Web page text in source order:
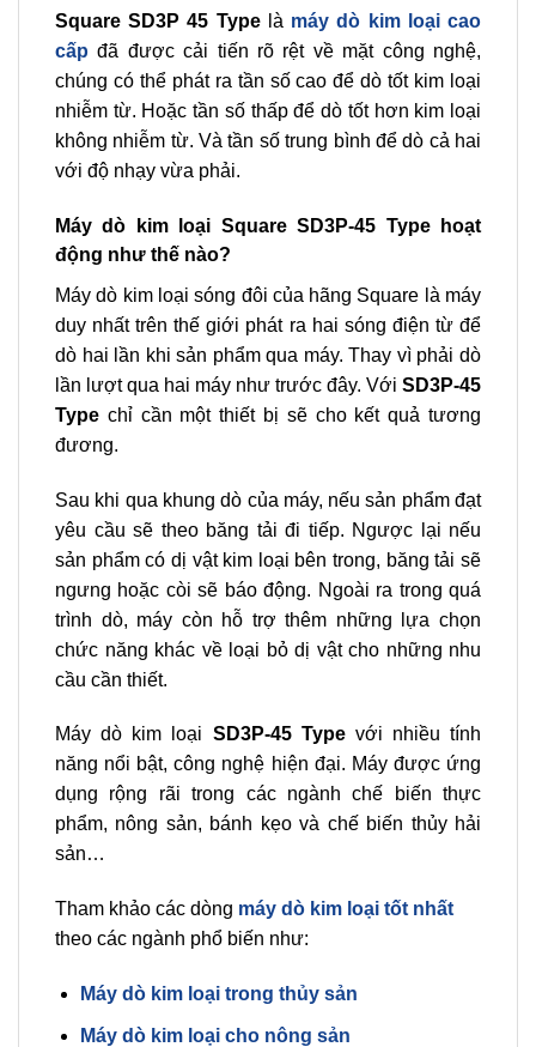
Square SD3P 45 Typelà máy dò kim loại cao
cấp đã được cải tiến rõ rệt về mặt công nghệ,
chúng có thể phát ra tần số cao để dò tốt kim loại
nhiễm từ. Hoặc tần số thấp để dò tốt hơn kim loại
không nhiễm từ. Và tần số trung bình để dò cả hai
với độ nhạy vừa phải.
Máy dò kim loại Square SD3P-45 Type hoạt
động như thế nào?
Máy dò kim loại sóng đôi của hãng Square là máy
duy nhất trên thế giới phát ra hai sóng điện từ để
dò hai lần khi sản phẩm qua máy.Thay vì phải dò
lần lượt qua hai máy như trước đây. Với SD3P-45
Type chỉ cần một thiết bị sẽ cho kết quả tương
đương.
Sau khi qua khung dò của máy, nếu sản phẩm đạt
yêu cầu sẽ theo băng tải đi tiếp. Ngược lại nếu
sản phẩm có dị vật kim loại bên trong, băng tải sẽ
ngưng hoặc còi sẽ báo động. Ngoài ra trong quá
trình dò, máy còn hỗ trợ thêm những lựa chọn
chức năng khác về loại bỏ dị vật cho những nhu
cầu cần thiết.
Máy dò kim loại SD3P-45 Typevới nhiều tính
năng nổi bật, công nghệ hiện đại. Máy được ứng
dụng rộng rãi trong các ngành chế biến thực
phẩm, nông sản, bánh kẹo và chế biến thủy hải
sản…
Tham khảo các dòng máy dò kim loại tốt nhất
theo các ngành phổ biến như:
Máy dò kim loại trong thủy sản
Máy dò kim loại cho nông sản